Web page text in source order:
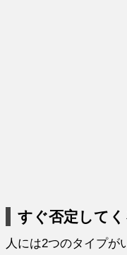
すぐ否定して
人には2つのタイプが